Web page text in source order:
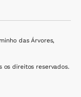
das Árvores,
os direitos reservados.